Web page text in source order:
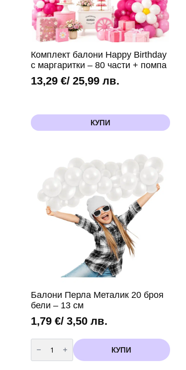
Комплект балони Happy Birthday
с маргаритки – 80 части + помпа
13,29 €/ 25,99 лв.
КУПИ
Балони Перла Металик 20 броя
бели – 13 см
1,79 €/ 3,50 лв.
количество
за
Балони
Перла
КУПИ